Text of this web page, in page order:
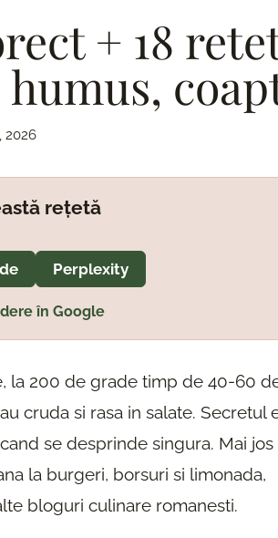
+ 18
2026
rețetă
Perplexity
în Google
la 200 de grade timp de 40-60
cruda si rasa in salate. Secretul
se desprinde singura. Mai jos
la burgeri, borsuri si limonada,
bloguri culinare romanesti.